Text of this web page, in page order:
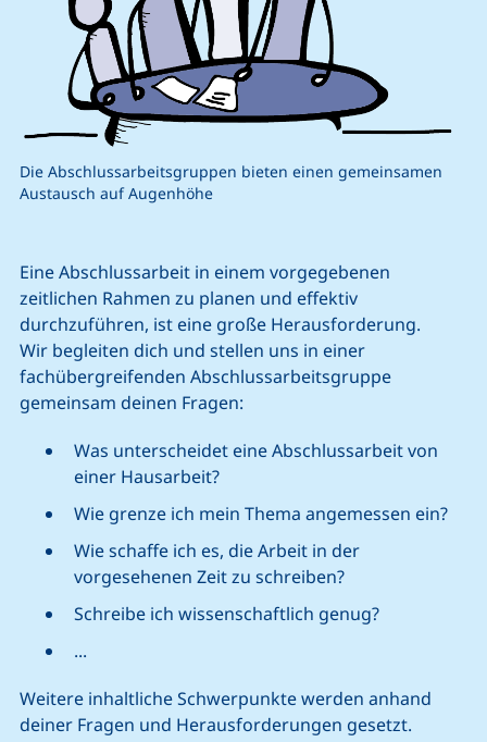
Die Abschlussarbeitsgruppen bieten einen gemeinsamen
Austausch auf Augenhöhe
Eine Abschlussarbeit in einem vorgegebenen
zeitlichen Rahmen zu planen und effektiv
durchzuführen, ist eine große Herausforderung.
Wir begleiten dich und stellen uns in einer
fachübergreifenden Abschlussarbeitsgruppe
gemeinsam deinen Fragen:
Was unterscheidet eine Abschlussarbeit von
einer Hausarbeit?
Wie grenze ich mein Thema angemessen ein?
Wie schaffe ich es, die Arbeit in der
vorgesehenen Zeit zu schreiben?
Schreibe ich wissenschaftlich genug?
...
Weitere inhaltliche Schwerpunkte werden anhand
deiner Fragen und Herausforderungen gesetzt.